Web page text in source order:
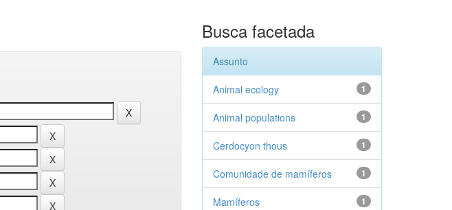
Busca facetada
Assunto
1
Animal ecology
1
Animal populations
1
Cerdocyon thous
1
Comunidade de mamíferos
1
Mamíferos